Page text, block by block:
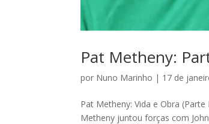
Pat Metheny:
por Nuno Marinho | 17 de
Pat Metheny: Vida e Obra
Metheny juntou forças com